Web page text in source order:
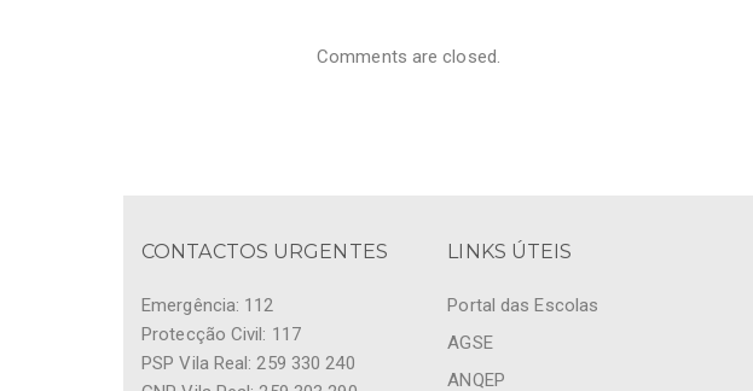
Comments are closed.
CONTACTOS URGENTES
Emergência: 112
Protecção Civil: 117
PSP Vila Real: 259 330 240
LINKS ÚTEIS
Portal das Escolas
AGSE
ANQEP